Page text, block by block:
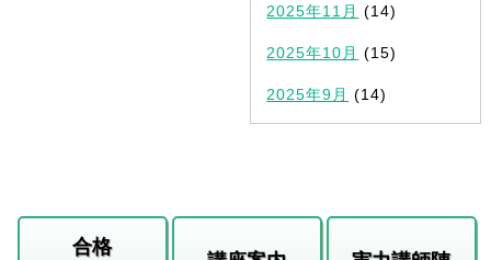
2025年11月 (14)
2025年10月 (15)
2025年9月 (14)
合格